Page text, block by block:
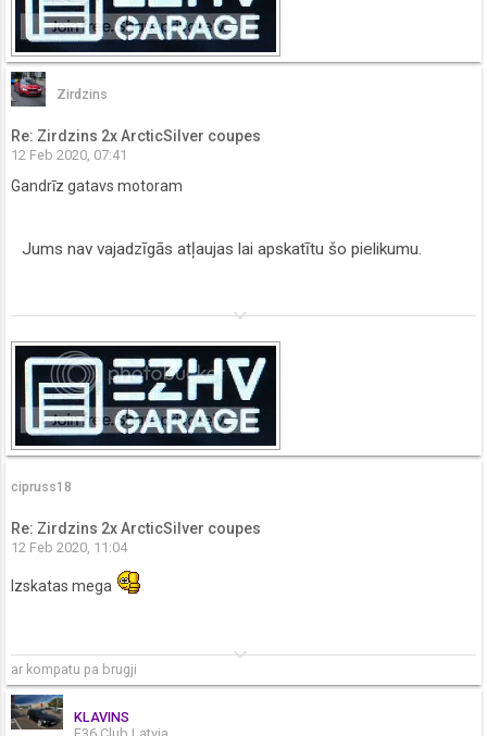
Zirdzins
Re: Zirdzins 2x ArcticSilver coupes
12 Feb 2020, 07:41
Gandrīz gatavs motoram
Jums nav vajadzīgās atļaujas lai apskatītu šo pielikumu.
keyboard_arrow_down
cipruss18
Re: Zirdzins 2x ArcticSilver coupes
12 Feb 2020, 11:04
Izskatas mega
keyboard_arrow_down
ar kompatu pa brugji
KLAVINS